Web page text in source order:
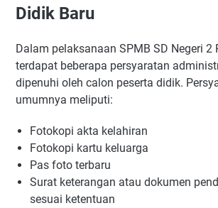
Didik Baru
Dalam pelaksanaan SPMB SD Negeri 2
terdapat beberapa persyaratan
dipenuhi oleh calon peserta didik.
umumnya meliputi:
Fotokopi akta kelahiran
Fotokopi kartu keluarga
Pas foto terbaru
Surat keterangan atau dokumen
sesuai ketentuan